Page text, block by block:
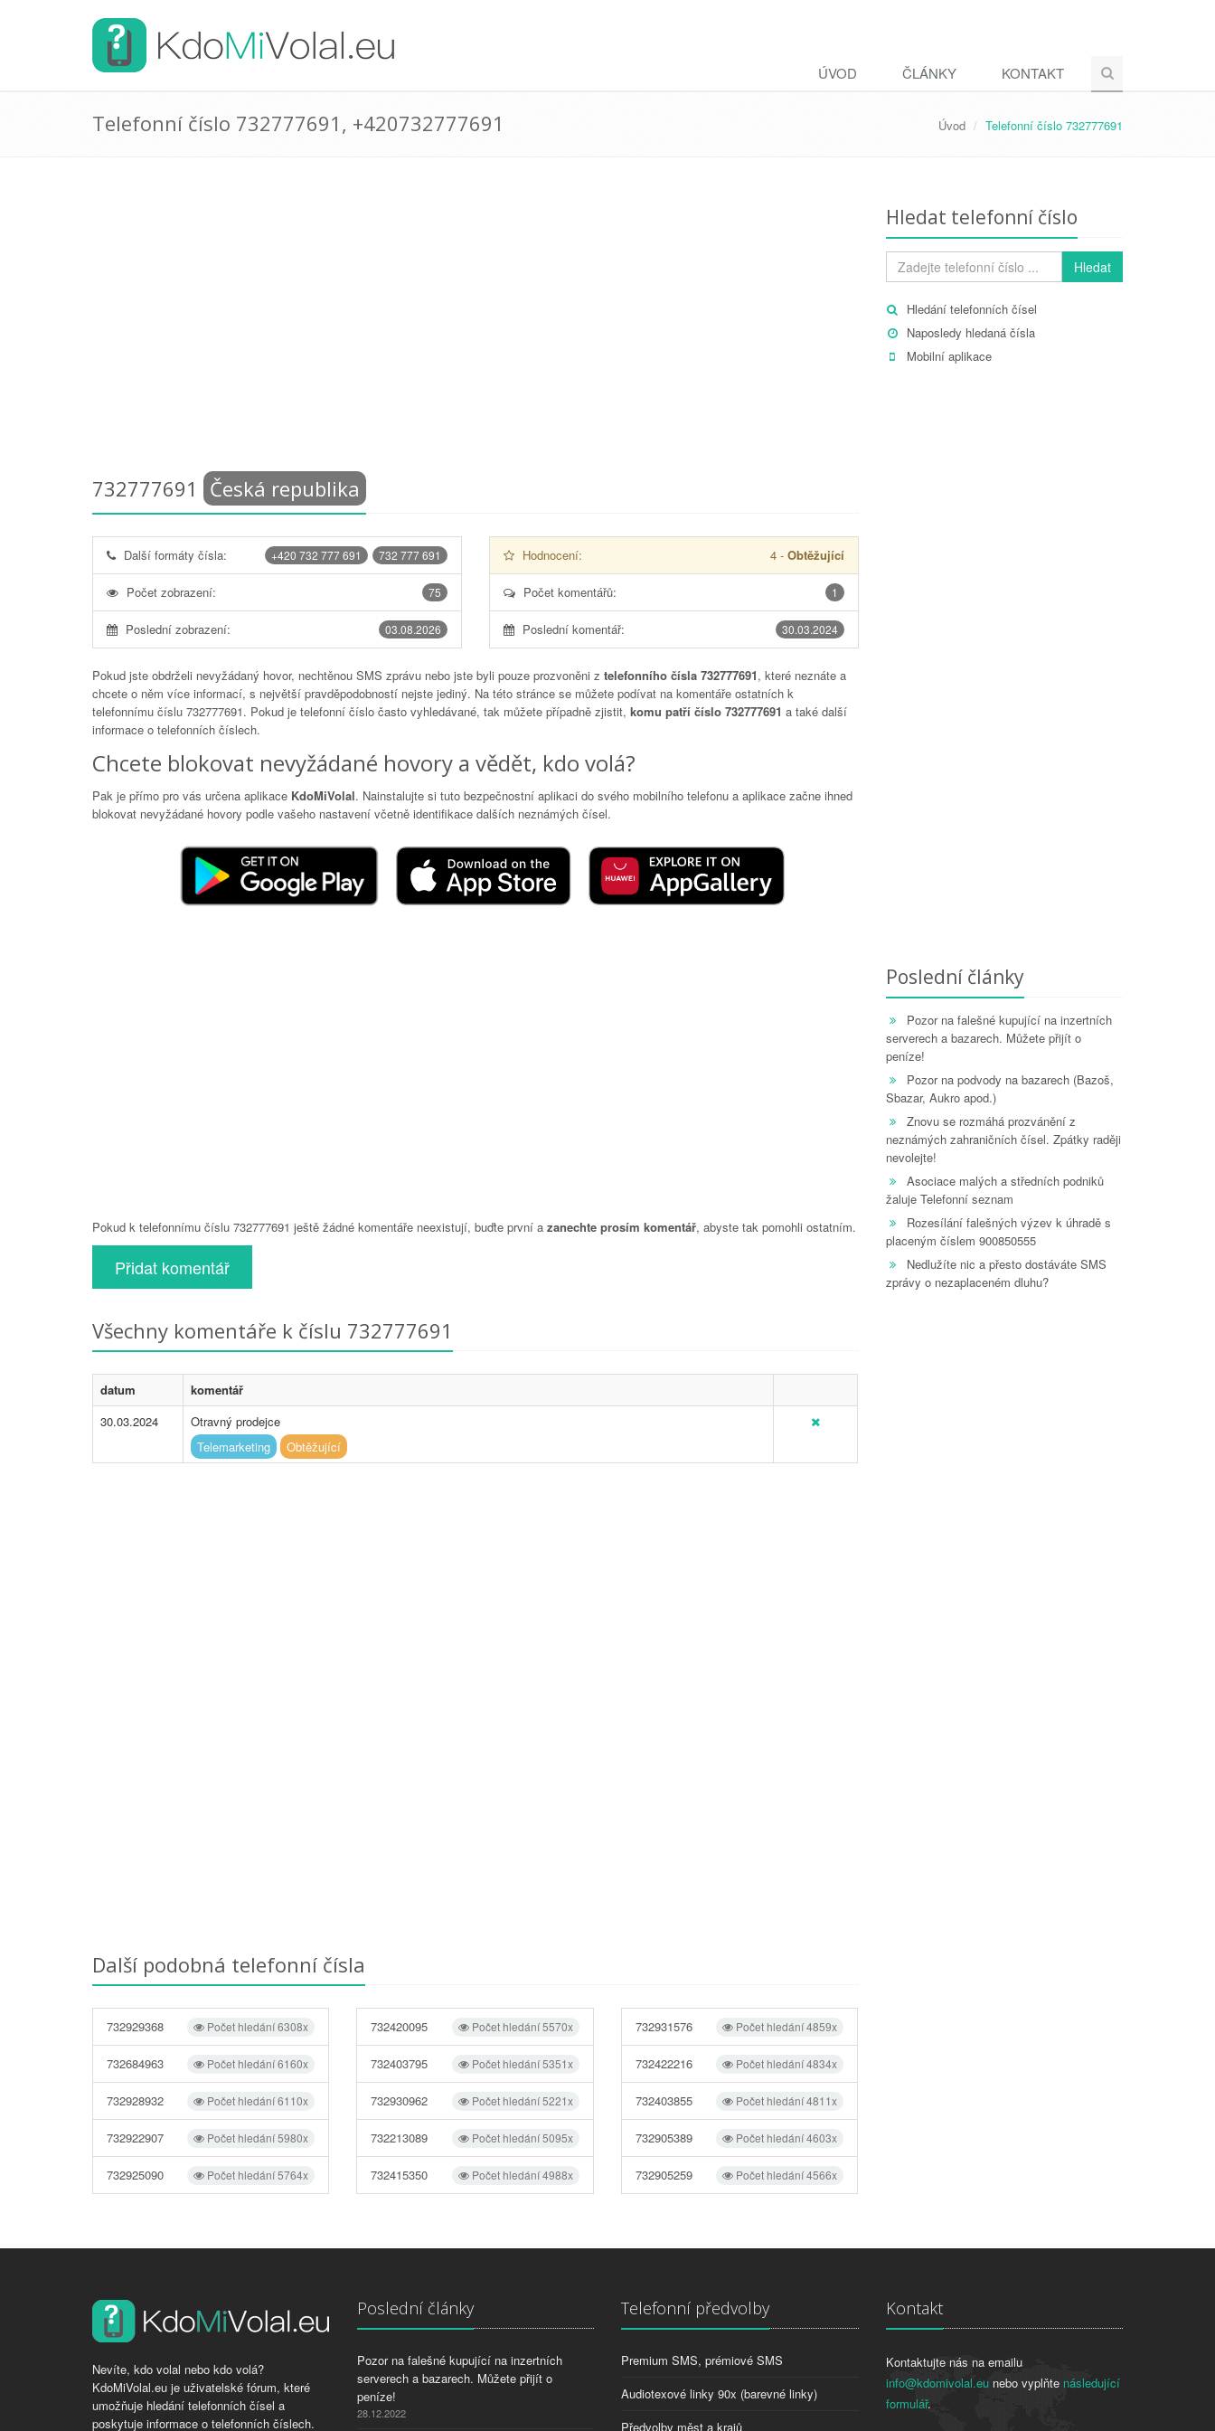
ÚVOD ČLÁNKY KONTAKT
Telefonní číslo 732777691, +420732777691 Úvod Telefonní číslo 732777691
732777691 Česká republika
732 777 691
+420 732 777 691
Další formáty čísla:
75
Počet zobrazení:
03.08.2026
Poslední zobrazení:
Hodnocení: 4- Obtěžující
1
Počet komentářů:
30.03.2024
Poslední komentář:
Pokud jste obdrželi nevyžádaný hovor, nechtěnou SMS zprávu nebo jste byli pouze prozvoněni z telefonního čísla 732777691, které neznáte a
chcete o něm více informací, s největší pravděpodobností nejste jediný. Na této stránce se můžete podívat na komentáře ostatních k
telefonnímu číslu 732777691. Pokud je telefonní číslo často vyhledávané, tak můžete případně zjistit, komu patří číslo 732777691 a také další
informace o telefonních číslech.
Chcete blokovat nevyžádané hovory a vědět, kdo volá?
Pak je přímo pro vás určena aplikace KdoMiVolal. Nainstalujte si tuto bezpečnostní aplikaci do svého mobilního telefonu a aplikace začne ihned
blokovat nevyžádané hovory podle vašeho nastavení včetně identifikace dalších neznámých čísel.
Pokud k telefonnímu číslu 732777691 ještě žádné komentáře neexistují, buďte první a zanechte prosím komentář, abyste tak pomohli ostatním.
Přidat komentář
Všechny komentáře k číslu 732777691
datum
komentář
30.03.2024
Otravný prodejce
Telemarketing
Obtěžující
Další podobná telefonní čísla
Počet hledání 6308x
732929368
Počet hledání 6160x
732684963
Počet hledání 6110x
732928932
Počet hledání 5980x
732922907
Počet hledání 5764x
732925090
Počet hledání 5570x
732420095
Počet hledání 5351x
732403795
Počet hledání 5221x
732930962
Počet hledání 5095x
732213089
Počet hledání 4988x
732415350
Počet hledání 4859x
732931576
Počet hledání 4834x
732422216
Počet hledání 4811x
732403855
Počet hledání 4603x
732905389
Počet hledání 4566x
732905259
Hledat telefonní číslo
Hledat
Hledání telefonních čísel
Naposledy hledaná čísla
Mobilní aplikace
Poslední články
Pozor na falešné kupující na inzertních
serverech a bazarech. Můžete přijít o
peníze!
Pozor na podvody na bazarech (Bazoš,
Sbazar, Aukro apod.)
Znovu se rozmáhá prozvánění z
neznámých zahraničních čísel. Zpátky raději
nevolejte!
Asociace malých a středních podniků
žaluje Telefonní seznam
Rozesílání falešných výzev k úhradě s
placeným číslem 900850555
Nedlužíte nic a přesto dostáváte SMS
zprávy o nezaplaceném dluhu?
Nevíte, kdo volal nebo kdo volá?
KdoMiVolal.eu je uživatelské fórum, které
umožňuje hledání telefonních čísel a
poskytuje informace o telefonních číslech.
Poslední články
Pozor na falešné kupující na inzertních
serverech a bazarech. Můžete přijít o
peníze!
28.12.2022
Telefonní předvolby
Premium SMS, prémiové SMS
Audiotexové linky 90x (barevné linky)
Předvolby měst a krajů
Kontakt
Kontaktujte nás na emailu
info@kdomivolal.eunebo vyplňte následující
formulář.